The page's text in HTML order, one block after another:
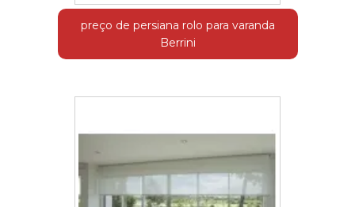
preço de persiana rolo para varanda
Berrini